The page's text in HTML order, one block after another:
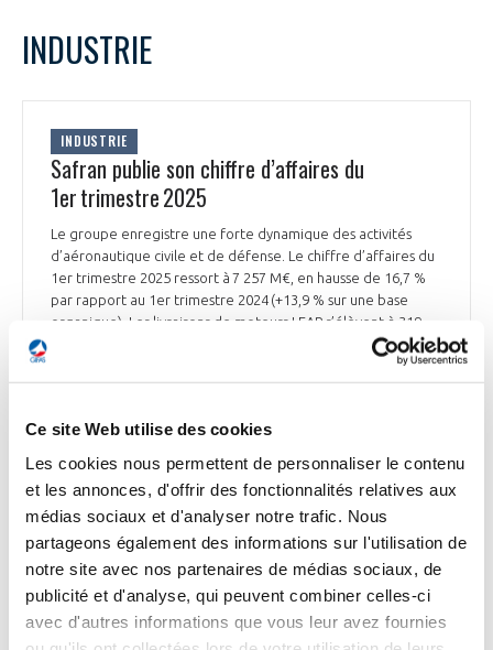
Ce site Web utilise des cookies
Les cookies nous permettent de personnaliser le contenu
et les annonces, d'offrir des fonctionnalités relatives aux
médias sociaux et d'analyser notre trafic. Nous
partageons également des informations sur l'utilisation de
notre site avec nos partenaires de médias sociaux, de
publicité et d'analyse, qui peuvent combiner celles-ci
avec d'autres informations que vous leur avez fournies
INDUSTRIE
INDUSTRIE
Safran publie son chiffre d’affaires du
1er trimestre 2025
Le groupe enregistre une forte dynamique des activités
d’aéronautique civile et de défense. Le chiffre d’affaires du
1er trimestre 2025 ressort à 7 257 M€, en hausse de 16,7 %
par rapport au 1er trimestre 2024 (+13,9 % sur une base
organique). Les livraisons de moteurs LEAP s’élèvent à 319
unités, contre 367 au 1er trimestre 2024. Olivier Andriès,
directeur général de Safran*, a déclaré : « Safran enregistre
un très bon début d’année dans l’ensemble de ses métiers.
civile. Les performances actuelles […] renforcent notre
grande confiance dans l’atteinte de nos perspectives
annuelles, hors impact potentiel des droits de douane qu’il
serait prématuré de quantifier à ce stade ».
Ensemble de la presse du 25 avril 2025